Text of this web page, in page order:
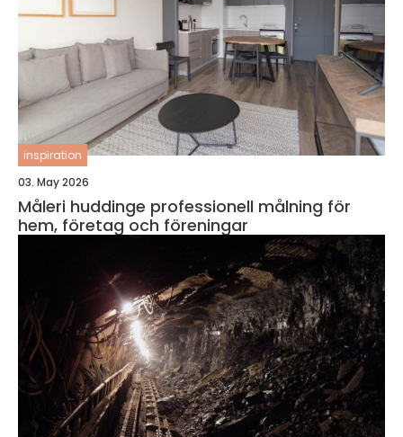
inspiration
03. May 2026
Måleri huddinge professionell målning för
hem, företag och föreningar